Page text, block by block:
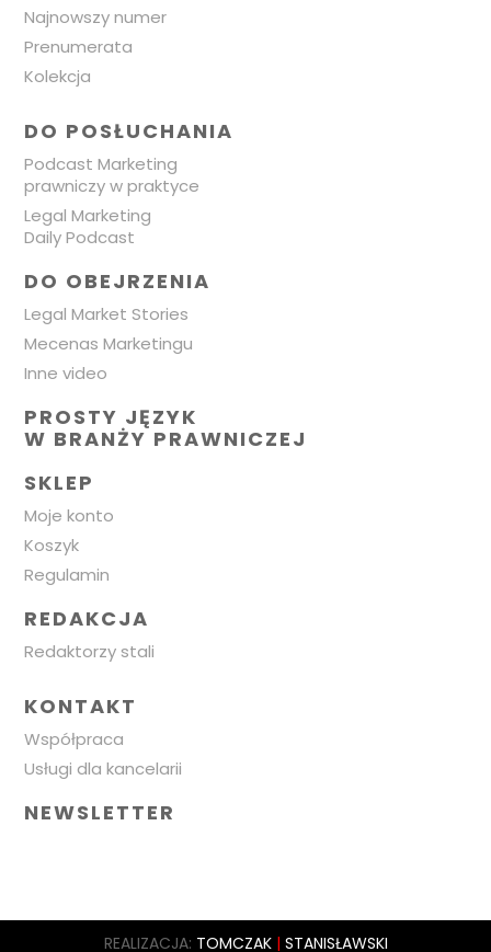
Najnowszy numer
Prenumerata
Kolekcja
DO POSŁUCHANIA
Podcast Marketing
prawniczy w praktyce
Legal Marketing
Daily Podcast
DO OBEJRZENIA
Legal Market Stories
Mecenas Marketingu
Inne video
PROSTY JĘZYK
W BRANŻY PRAWNICZEJ
SKLEP
Moje konto
Koszyk
Regulamin
REDAKCJA
Redaktorzy stali
KONTAKT
Współpraca
Usługi dla kancelarii
NEWSLETTER
REALIZACJA: TOMCZAK | STANISŁAWSKI